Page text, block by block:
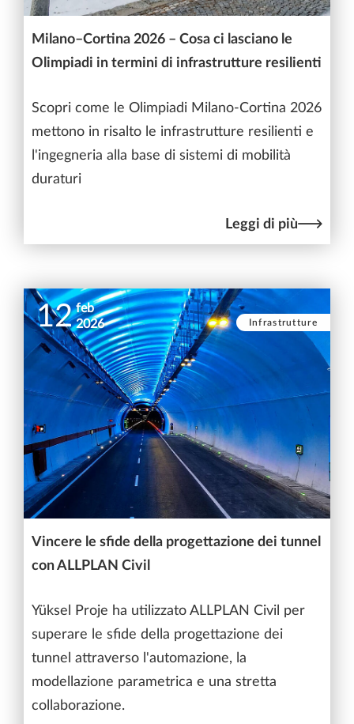
Milano–Cortina 2026 – Cosa ci lasciano le
Olimpiadi in termini di infrastrutture resilienti
Scopri come le Olimpiadi Milano-Cortina 2026
mettono in risalto le infrastrutture resilienti e
l'ingegneria alla base di sistemi di mobilità
duraturi
Leggi di più
12 feb
2026
Infrastrutture
Vincere le sfide della progettazione dei tunnel
con ALLPLAN Civil
Yüksel Proje ha utilizzato ALLPLAN Civil per
superare le sfide della progettazione dei
tunnel attraverso l'automazione, la
modellazione parametrica e una stretta
collaborazione.